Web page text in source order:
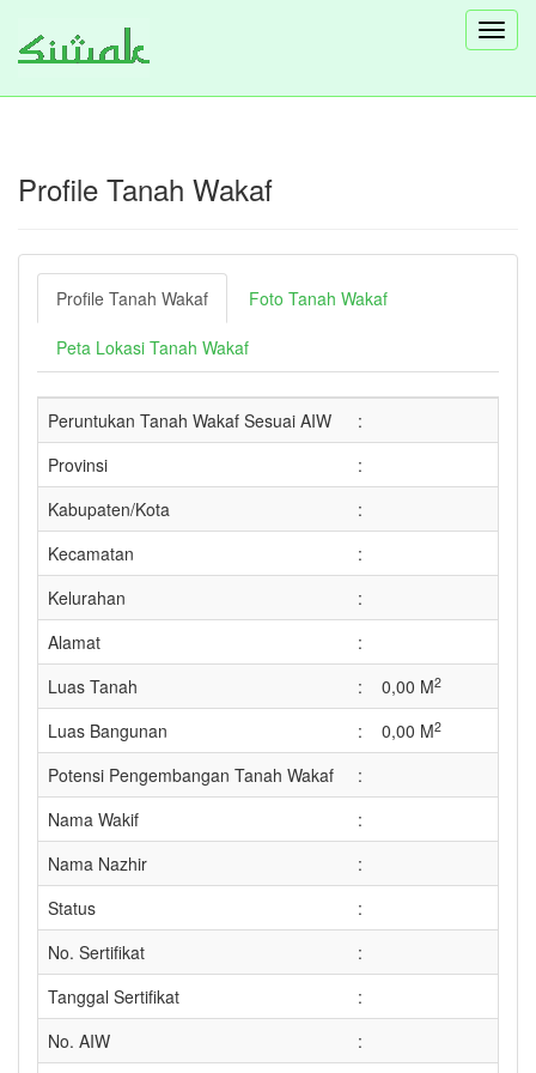
Profile Tanah Wakaf
Profile Tanah Wakaf Foto Tanah Wakaf
Peta Lokasi Tanah Wakaf
Peruntukan Tanah Wakaf Sesuai AIW
:
Provinsi
:
Kabupaten/Kota
:
Kecamatan
:
Kelurahan
:
Alamat
:
Luas Tanah
: 0,00 M2
Luas Bangunan : 0,00 M2
Potensi Pengembangan Tanah Wakaf
:
Nama Wakif
:
Nama Nazhir
:
Status
:
No. Sertifikat
:
Tanggal Sertifikat
:
No. AIW
: